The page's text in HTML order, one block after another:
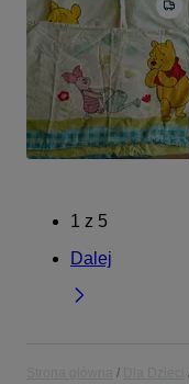
1 z 5
Dalej